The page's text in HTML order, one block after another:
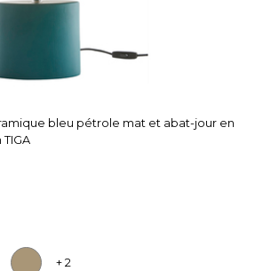
bleu pétrole mat et abat-jour en
+ 2